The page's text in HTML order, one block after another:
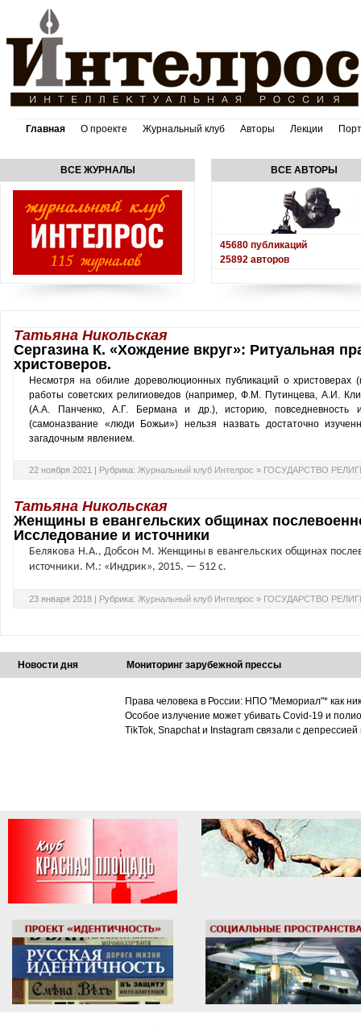
Главная О проекте Журнальный клуб Авторы Лекции
ВСЕ ЖУРНАЛЫ ВСЕ АВТОРЫ
45680 публикаций
25892 авторов
Татьяна Никольская
Сергазина К. «Хождение вкруг»: Ритуальная
христоверов.
Несмотря на обилие дореволюционных публикаций о христоверах
работы советских религиоведов (например, Ф.М. Путинцева, А.И.
(А.А. Панченко, А.Г. Бермана и др.), историю, повседневность и
(самоназвание «люди Божьи») нельзя назвать достаточно
загадочным явлением.
22 ноября 2021 | Рубрика: Журнальный клуб Интелрос » ГОСУДАРСТВО
Татьяна Никольская
Женщины в евангельских общинах
Исследование и источники
Белякова Н.А., Добсон М. Женщины в евангельских общинах
источники. М.: «Индрик», 2015. — 512 с.
23 января 2018 | Рубрика: Журнальный клуб Интелрос » ГОСУДАРСТВО
Новости дня Мониторинг зарубежной прессы
Права человека в России: НПО "Мемориал"* как
Особое излучение может убивать Covid-19 и
TikTok, Snapchat и Instagram связали с